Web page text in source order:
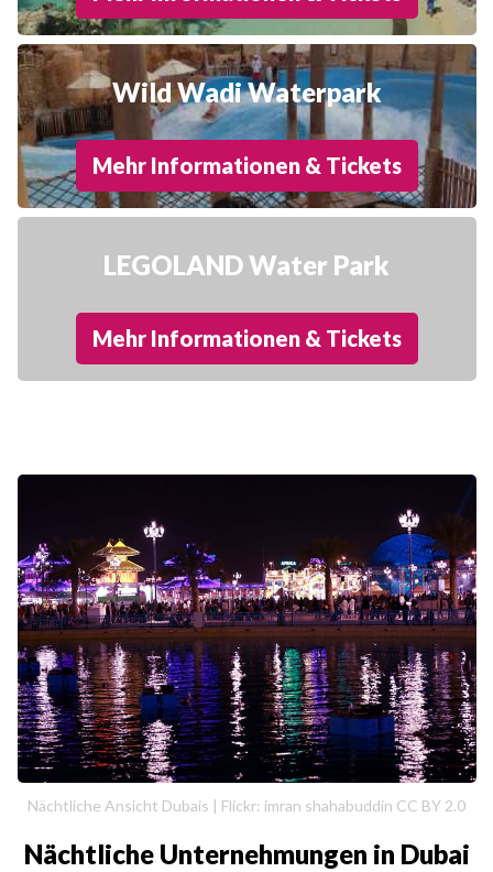
Wild Wadi Waterpark
Mehr Informationen & Tickets
LEGOLAND Water Park
Mehr Informationen & Tickets
Nächtliche Ansicht Dubais | Flickr: imran shahabuddin CC BY 2.0
Nächtliche Unternehmungen in Dubai